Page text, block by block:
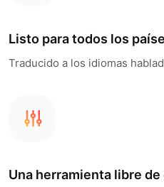
Listo para todos los
Traducido a los idiomas
Una herramienta libre